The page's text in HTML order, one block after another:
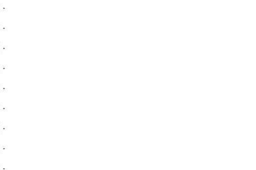
·
·
·
·
·
·
·
·